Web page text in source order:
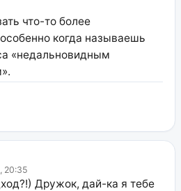
что-то более
когда называешь
«недальновидным
20:35
Дружок, дай-ка я тебе